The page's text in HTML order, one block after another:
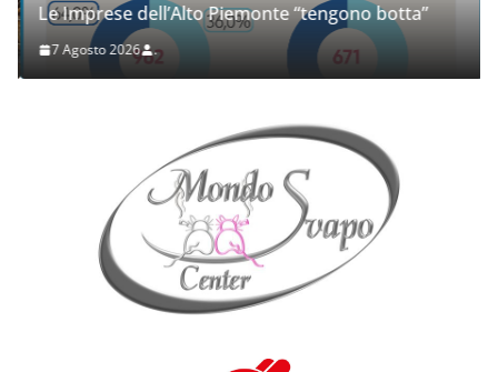
Le Imprese dell’Alto Piemonte “tengono botta”
7 Agosto 2026 .